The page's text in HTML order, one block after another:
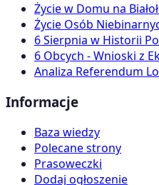
Życie w Domu na
Życie Osób
6 Sierpnia w Historii
6 Obcych - Wnioski z
Analiza Referendum
Informacje
Baza wiedzy
Polecane strony
Prasoweczki
Dodaj ogłoszenie